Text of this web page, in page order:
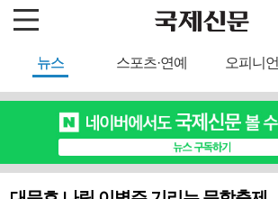
뉴스 스포츠·연예 오피니언